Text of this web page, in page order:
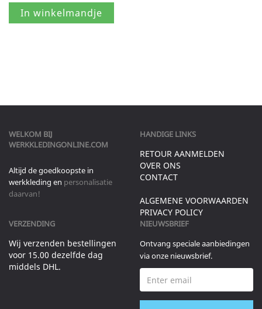
WELKOM BIJ
WERKKLEDINGONLINE.COM
Altijd de goedkoopste in
werkkleding en personalisatie
daarvan!
HANDIGE LINKS
RETOUR AANMELDEN
OVER ONS
CONTACT
ALGEMENE VOORWAARDEN
PRIVACY POLICY
VERZENDING
Wij verzenden bestellingen
voor 15.00 dezelfde dag
middels DHL.
NIEUWSBRIEF
Ontvang speciale aanbiedingen
via onze nieuwsbrief.